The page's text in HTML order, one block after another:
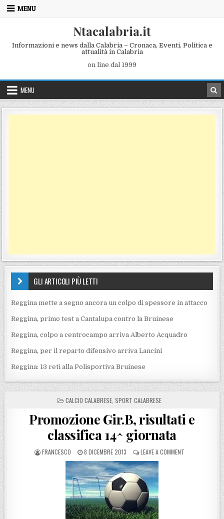
Skip to content
MENU
Ntacalabria.it
Informazioni e news dalla Calabria – Cronaca, Eventi, Politica e
attualità in Calabria
on line dal 1999
MENU
GLI ARTICOLI PIÙ LETTI
Reggina mette a segno ancora un colpo di spessore in attacco
Reggina, primo test a Cantalupa contro la Bruinese
Reggina, colpo a centrocampo arriva Alberto Acquadro
Reggina, per il reparto difensivo arriva Lancini
Reggina: 13 reti alla Polisportiva Bruinese
POSTED IN
CALCIO CALABRESE SPORT CALABRESE
Promozione Gir.B, risultati e
classifica 14^ giornata
POSTED BY
FRANCESCO POSTED ON
8 DICEMBRE 2013 LEAVE A COMMENT ON